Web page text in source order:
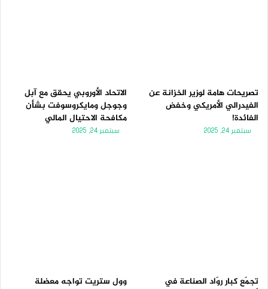
تصريحات هامة لوزير الخزانة عن
الفيدرالي الأمريكي وخفض
الفائدة!
سبتمبر 24, 2025
الاتحاد الأوروبي يحقق مع آبل
وجوجل ومايكروسوفت بشأن
مكافحة الاحتيال المالي
سبتمبر 24, 2025
تجمّع كبار روّاد الصناعة في
وول ستريت تواجه معضلة